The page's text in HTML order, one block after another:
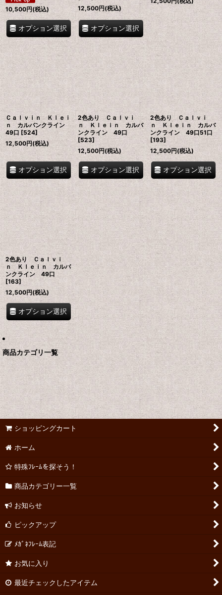
10,500円(税込)
オプション選択
12,500円(税込)
オプション選択
Ｃａｌｖｉｎ Ｋｌｅｉ
ｎ カルバンクライン
49口 [524]
12,500円(税込)
オプション選択
2色あり Ｃａｌｖｉ
ｎ Ｋｌｅｉｎ カルバ
ンクライン 49口
[523]
12,500円(税込)
オプション選択
2色あり Ｃａｌｖｉ
ｎ Ｋｌｅｉｎ カルバ
ンクライン 49口51口
[193]
12,500円(税込)
オプション選択
2色あり Ｃａｌｖｉ
ｎ Ｋｌｅｉｎ カルバ
ンクライン 49口
[163]
12,500円(税込)
オプション選択
商品カテゴリ一覧
ショッピングカート
ホーム
特殊ﾌﾚｰﾑを探そう！
商品カテゴリー一覧
お知らせ
ピックアップ
ﾒｶﾞﾈﾌﾚｰﾑ表記
お気に入り
最近チェックしたアイテム